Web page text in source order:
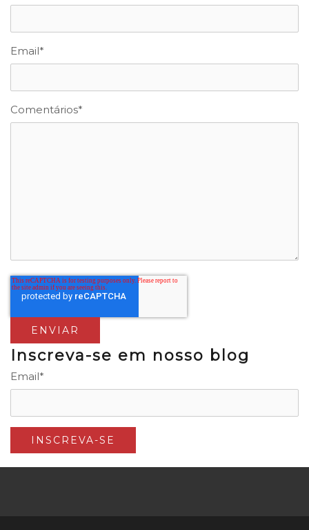
Email*
Comentários*
Inscreva-se em nosso blog
Email*